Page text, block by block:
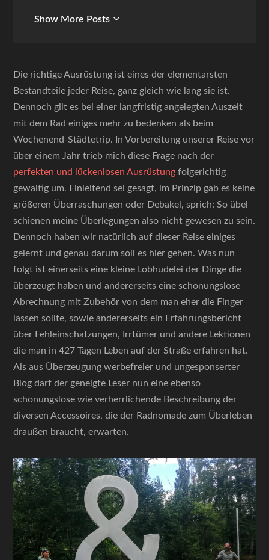
Show More Posts
Die richtige Ausrüstung ist eines der elementarsten
Bestandteile jeder Reise, ganz gleich wie lang sie ist.
Dennoch gilt es bei einer langfristig angelegten Auszeit
mit dem Rad einiges mehr zu bedenken als beim
Wochenend-Städtetrip. In Vorbereitung unserer Reise vor
über einem Jahr trieb mich diese Frage nach der
perfekten und lückenlosen Ausrüstung folgerichtig
gewaltig um. Einleitend sei gesagt, im Prinzip gab es keine
größeren Überraschungen oder Debakel, sprich: So übel
schienen meine Überlegungen also nicht gewesen zu sein.
Dennoch haben wir natürlich auf dieser Reise einiges
gelernt und genau darum soll es hier gehen. Was nun
folgt ist einerseits eine kleine Lobhudelei der Dinge die
überzeugt haben und andererseits eine schonungslose
Abrechnung mit Zubehör von dem man eher die Finger
lassen sollte, sowie andererseits ein Erfahrungsbericht
über Fehleinschatzungen, Irrtümer und andere Lektionen
die man in 427 Tagen Leben auf der Straße erfahren hat.
Als aus Überzeugung werbefreier und ungesponserter
Blog darf der geneigte Leser nun eine ebenso
schonungslose wie verherrlichende Beschreibung der
diversen Accessoires, die der Radnomade zum Überleben
draußen braucht, erwarten.